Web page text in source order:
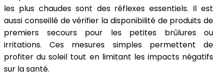
les plus chaudes sont des réflexes essentiels. Il est
aussi conseillé de vérifier la disponibilité de produits de
premiers secours pour les petites brûlures ou
irritations. Ces mesures simples permettent de
profiter du soleil tout en limitant les impacts négatifs
sur la santé.